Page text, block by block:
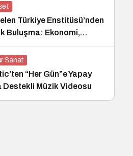
Türkiye Enstitüsü’nden
Buluşma: Ekonomi,
Politikaları ve Hukuk
Sanat
“Her Gün”e Yapay
Destekli Müzik Videosu